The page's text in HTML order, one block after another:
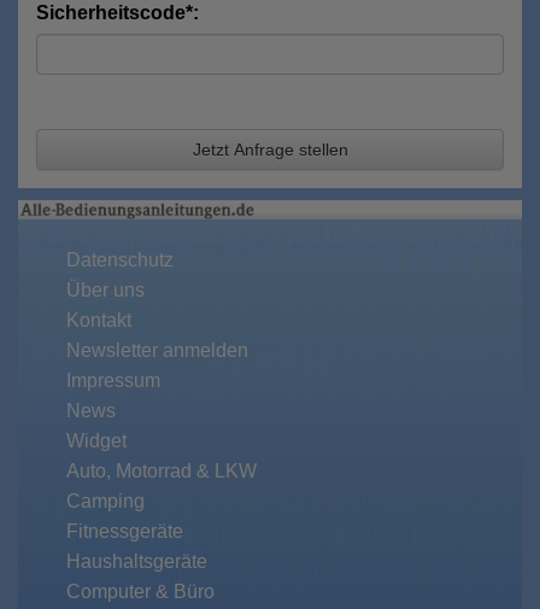
Sicherheitscode*:
Jetzt Anfrage stellen
Datenschutz
Über uns
Kontakt
Newsletter anmelden
Impressum
News
Widget
Auto, Motorrad & LKW
Camping
Fitnessgeräte
Haushaltsgeräte
Computer & Büro